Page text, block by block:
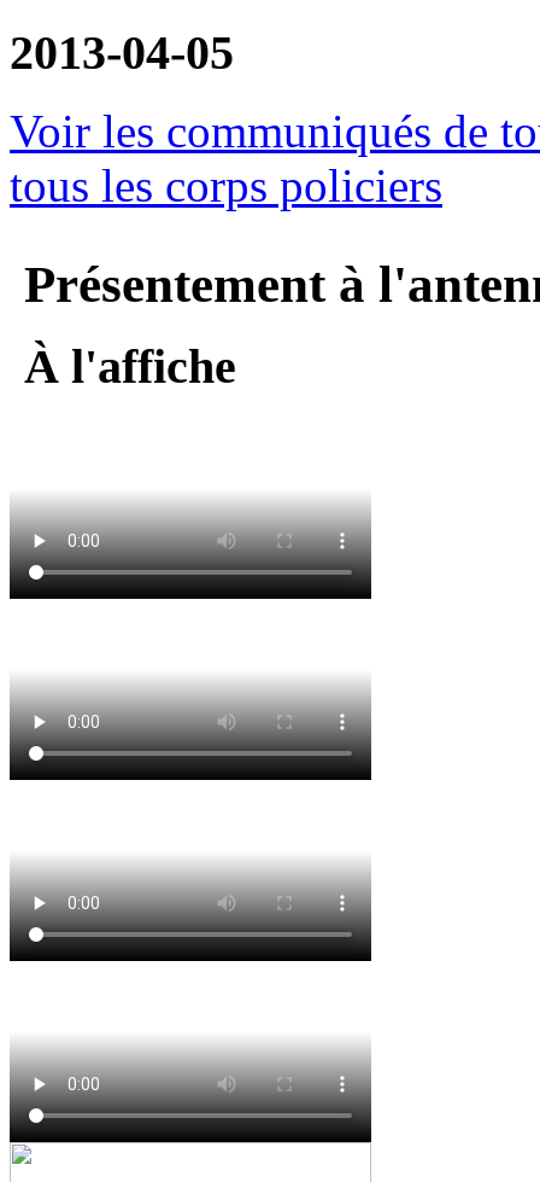
2013-04-05
Voir les communiqués de
tous les corps policiers
Présentement à
À l'affiche